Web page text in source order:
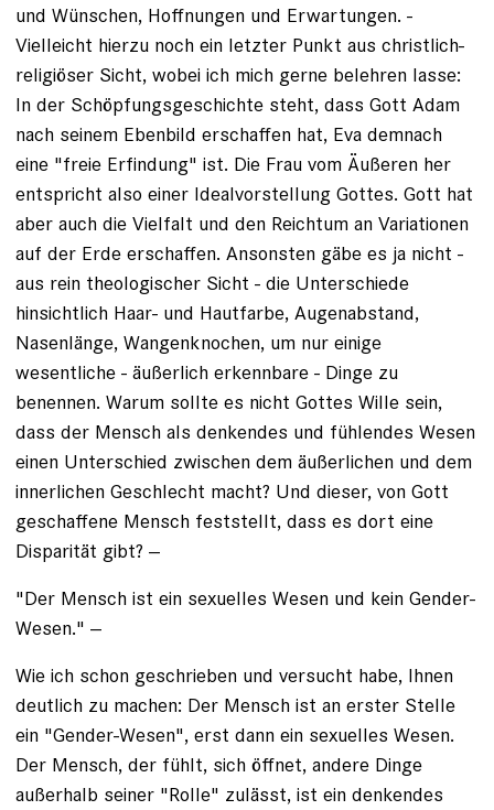
und Wünschen, Hoffnungen und Erwartungen. -
Vielleicht hierzu noch ein letzter Punkt aus christlich-
religiöser Sicht, wobei ich mich gerne belehren lasse:
In der Schöpfungsgeschichte steht, dass Gott Adam
nach seinem Ebenbild erschaffen hat, Eva demnach
eine "freie Erfindung" ist. Die Frau vom Äußeren her
entspricht also einer Idealvorstellung Gottes. Gott hat
aber auch die Vielfalt und den Reichtum an Variationen
auf der Erde erschaffen. Ansonsten gäbe es ja nicht -
aus rein theologischer Sicht - die Unterschiede
hinsichtlich Haar- und Hautfarbe, Augenabstand,
Nasenlänge, Wangenknochen, um nur einige
wesentliche - äußerlich erkennbare - Dinge zu
benennen. Warum sollte es nicht Gottes Wille sein,
dass der Mensch als denkendes und fühlendes Wesen
einen Unterschied zwischen dem äußerlichen und dem
innerlichen Geschlecht macht? Und dieser, von Gott
geschaffene Mensch feststellt, dass es dort eine
Disparität gibt? --
"Der Mensch ist ein sexuelles Wesen und kein Gender-
Wesen." --
Wie ich schon geschrieben und versucht habe, Ihnen
deutlich zu machen: Der Mensch ist an erster Stelle
ein "Gender-Wesen", erst dann ein sexuelles Wesen.
Der Mensch, der fühlt, sich öffnet, andere Dinge
außerhalb seiner "Rolle" zulässt, ist ein denkendes